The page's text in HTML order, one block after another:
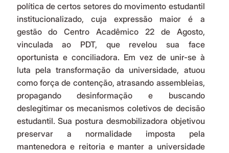
política de certos setores do movimento estudantil
institucionalizado, cuja expressão maior é a
gestão do Centro Acadêmico 22 de Agosto,
vinculada ao PDT, que revelou sua face
oportunista e conciliadora. Em vez de unir-se à
luta pela transformação da universidade, atuou
como força de contenção, atrasando assembleias,
propagando desinformação e buscando
deslegitimar os mecanismos coletivos de decisão
estudantil. Sua postura desmobilizadora objetivou
preservar a normalidade imposta pela
mantenedora e reitoria e manter a universidade